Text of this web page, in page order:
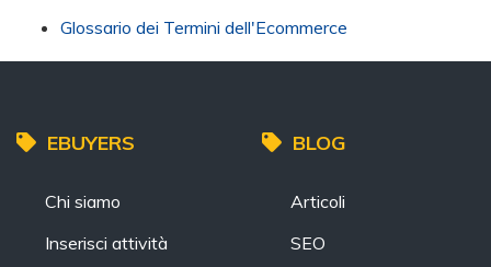
Glossario dei Termini dell'Ecommerce
EBUYERS
Chi siamo
Inserisci attività
BLOG
Articoli
SEO